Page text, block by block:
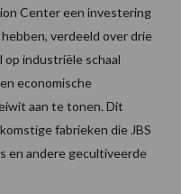
Center een investering
verdeeld over drie
op industriële schaal
economische
aan te tonen. Dit
fabrieken die JBS
en andere gecultiveerde